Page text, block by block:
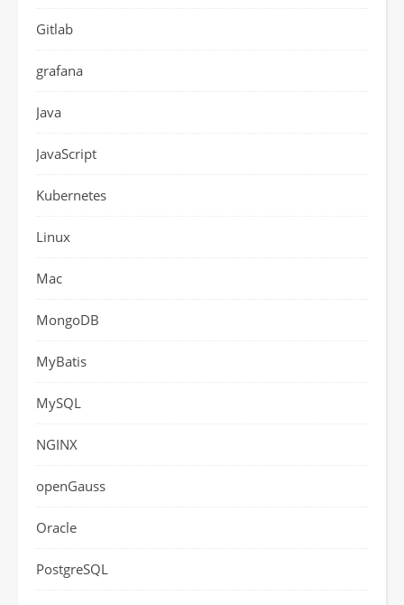
Gitlab
grafana
Java
JavaScript
Kubernetes
Linux
Mac
MongoDB
MyBatis
MySQL
NGINX
openGauss
Oracle
PostgreSQL